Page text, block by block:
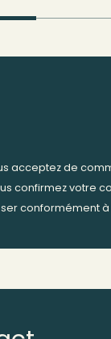
acceptez de
confirmez votre
conformément à